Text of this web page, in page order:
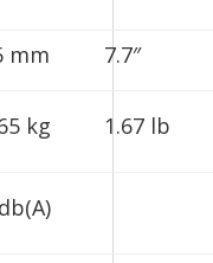
mm 7.7″
kg 1.67 lb